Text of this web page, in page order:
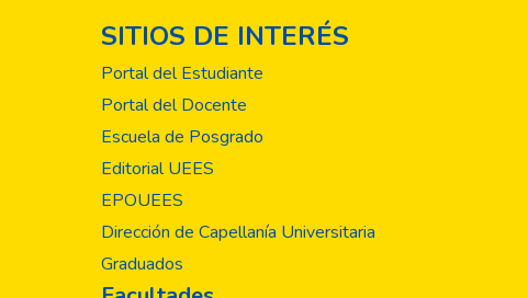
SITIOS DE INTERÉS
Portal del Estudiante
Portal del Docente
Escuela de Posgrado
Editorial UEES
EPOUEES
Dirección de Capellanía Universitaria
Graduados